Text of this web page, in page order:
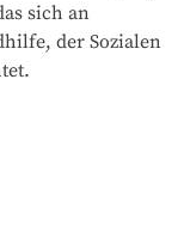
sich an
der Sozialen